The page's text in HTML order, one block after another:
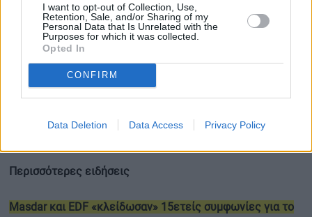
I want to opt-out of Collection, Use,
Retention, Sale, and/or Sharing of my
Personal Data that Is Unrelated with the
Purposes for which it was collected.
Opted In
CONFIRM
Data Deletion Data Access Privacy Policy
Ευρωπαϊκή Ένωση επιδιώκει την ενίσχυση της
ενεργειακής αυτονομίας και της ανθεκτικότητας των
δικτύων και των υποδομών της.
Η πρόταση αφορά την περίοδο 2026-2028 και αναμένεται
να αποτελέσει ένα επιπλέον εργαλείο χρηματοδότησης
επενδύσεων σε κρίσιμους τομείς της ενεργειακής
Περισσότερες ειδήσεις
Masdar και EDF «κλείδωσαν» 15ετείς συμφωνίες για το